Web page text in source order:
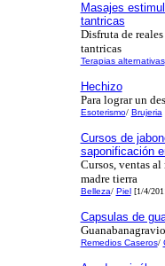
Masajes
tantricas
Disfruta de
tantricas
Terapias alternativas
Hechizo
Para lograr un
Esoterismo/ Brujeria
Cursos de
saponificación
Cursos, ventas
madre tierra
Belleza/ Piel[1/4/
Capsulas de
Remedios Caseros/